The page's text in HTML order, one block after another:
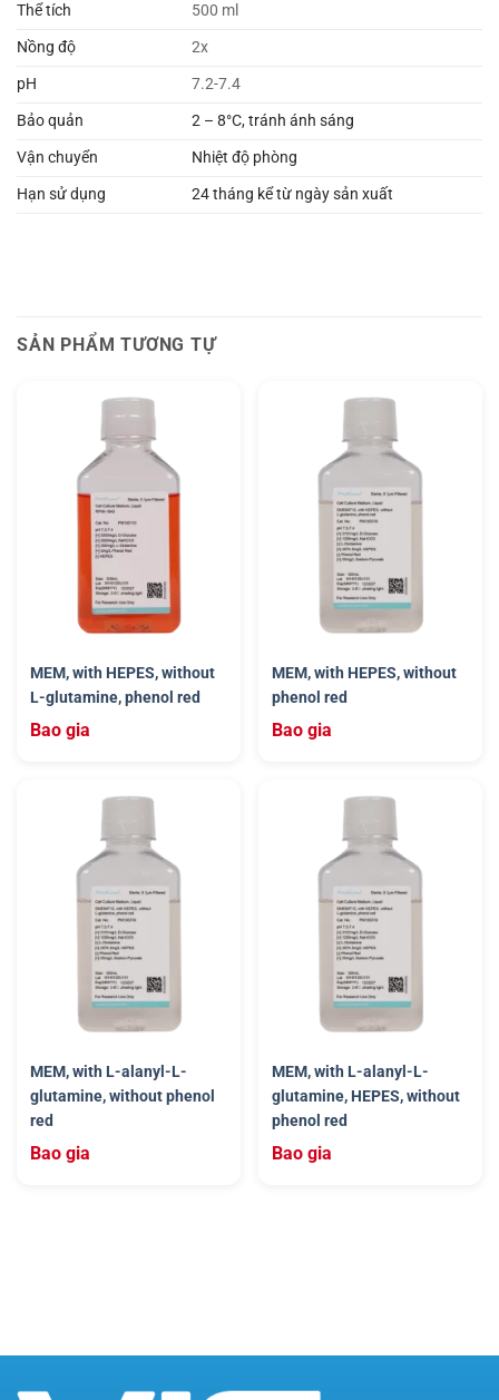
Thể tích
500 ml
Nồng độ
2x
pH
7.2-7.4
Bảo quản
2 – 8°C, tránh ánh sáng
Vận chuyển
Nhiệt độ phòng
Hạn sử dụng
24 tháng kể từ ngày sản xuất
SẢN PHẨM TƯƠNG TỰ
MEM, with HEPES, without
L-glutamine, phenol red
Bao gia
MEM, with HEPES, without
phenol red
Bao gia
MEM, with L-alanyl-L-
glutamine, without phenol
red
Bao gia
MEM, with L-alanyl-L-
glutamine, HEPES, without
phenol red
Bao gia